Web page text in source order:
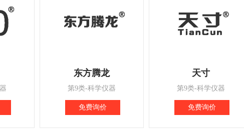
东方腾龙
第9类-科学仪器
免费询价
天寸
第9类-科学仪器
免费询价